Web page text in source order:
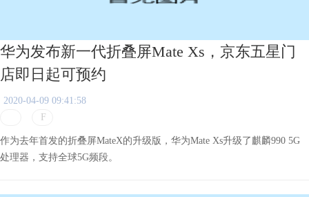
华为发布新一代折叠屏Mate Xs，京东五星门
店即日起可预约
2020-04-09 09:41:58
作为去年首发的折叠屏MateX的升级版，华为Mate Xs升级了麒麟990 5G
处理器，支持全球5G频段。